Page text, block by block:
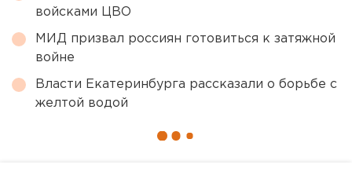
войсками ЦВО
МИД призвал россиян готовиться к затяжной
войне
Власти Екатеринбурга рассказали о борьбе с
желтой водой